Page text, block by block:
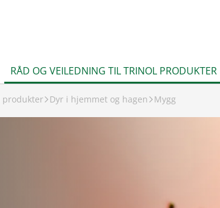
RÅD OG VEILEDNING TIL TRINOL PRODUKTER
produkter Dyr i hjemmet og hagen Mygg